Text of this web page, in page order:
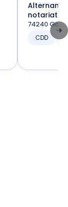
notariat
74240
CDD